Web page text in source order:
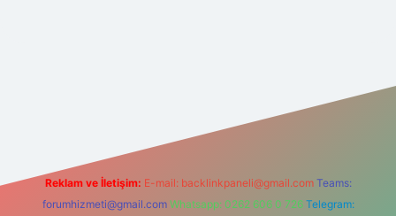
Reklam ve İletişim: E-mail: backlinkpaneli@gmail.com Teams:
forumhizmeti@gmail.com Whatsapp: 0262 606 0 726 Telegram: